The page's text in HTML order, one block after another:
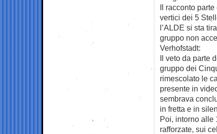
Il racconto
vertici dei 5
l’ALDE si sta
gruppo non
Verhofstadt:
Il veto da parte
gruppo dei
rimescolato le
presente in
sembrava
in fretta e in
Poi, intorno alle
rafforzate, sui